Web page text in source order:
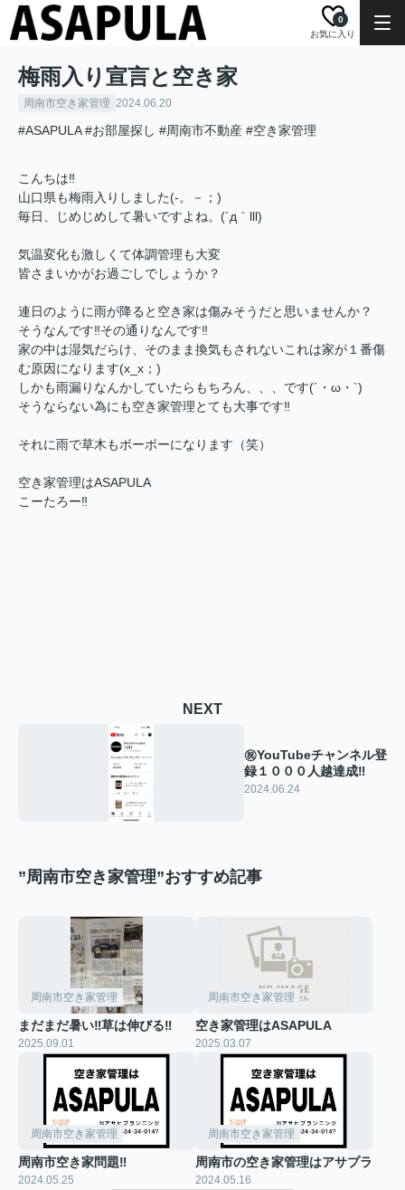
お気に入り
0
梅雨入り宣言と空き家
周南市空き家管理 2024.06.20
#ASAPULA #お部屋探し #周南市不動産 #空き家管理
こんちは‼
山口県も梅雨入りしました(-。－；)
毎日、じめじめして暑いですよね。(´д｀lll)
気温変化も激しくて体調管理も大変
皆さまいかがお過ごしでしょうか？
連日のように雨が降ると空き家は傷みそうだと思いませんか？
そうなんです‼その通りなんです‼
家の中は湿気だらけ、そのまま換気もされないこれは家が１番傷
む原因になります(x_x；)
しかも雨漏りなんかしていたらもちろん、、、です(´・ω・`)
そうならない為にも空き家管理とても大事です‼
それに雨で草木もボーボーになります（笑）
空き家管理はASAPULA
こーたろー‼
NEXT
㊗YouTubeチャンネル登
録１０００人越達成‼
2024.06.24
”周南市空き家管理”おすすめ記事
周南市空き家管理
まだまだ暑い‼草は伸びる‼
2025.09.01
周南市空き家管理
空き家管理はASAPULA
2025.03.07
周南市空き家管理
周南市空き家問題‼
2024.05.25
周南市空き家管理
周南市の空き家管理はアサプラ
2024.05.16